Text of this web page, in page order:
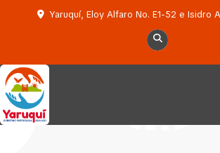
Yaruquí, Eloy Alfaro No. E1-52 e Isidro